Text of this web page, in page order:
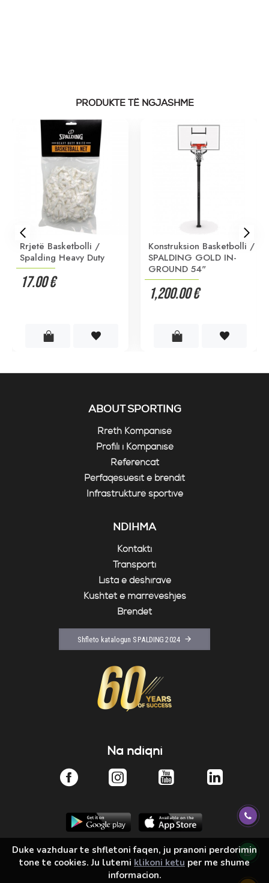
PRODUKTE TË NGJASHME
Rrjetë Basketbolli /
Spalding Heavy Duty
17.00 €
Konstruksion Basketbolli /
SPALDING GOLD IN-
GROUND 54"
1,200.00 €
ABOUT SPORTING
Rreth Kompanisë
Profili i Kompanisë
Referencat
Përfaqësuesit e brendit
Infrastrukturë sportive
NDIHMA
Kontakti
Transporti
Lista e dëshirave
Kushtet e marrëveshjes
Brendet
Shfleto katalogun SPALDING 2024
Na ndiqni
Duke vazhduar te shfletoni faqen, ju pranoni perdorimin
tone te cookies. Ju lutemi klikoni ketu per me shume
informacion.